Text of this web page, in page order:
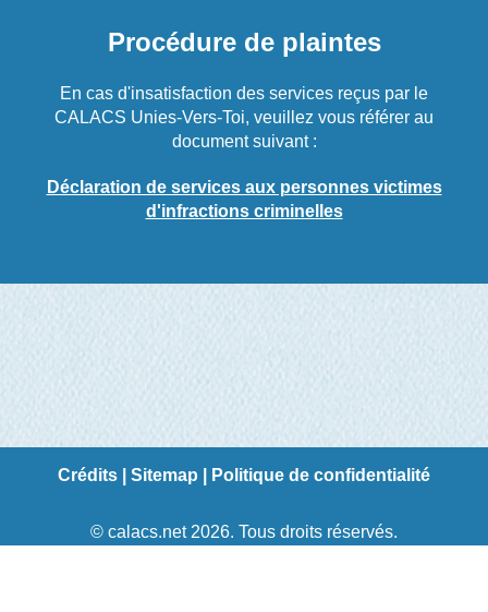
Procédure de plaintes
En cas d'insatisfaction des services reçus par le
CALACS Unies-Vers-Toi, veuillez vous référer au
document suivant :
Déclaration de services aux personnes victimes
d'infractions criminelles
Crédits Sitemap Politique de confidentialité
© calacs.net 2026. Tous droits réservés.